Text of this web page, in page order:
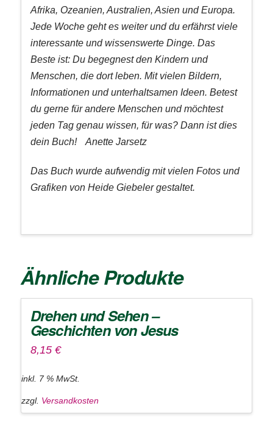
Afrika, Ozeanien, Australien, Asien und Europa.
Jede Woche geht es weiter und du erfährst viele
interessante und wissenswerte Dinge. Das
Beste ist: Du begegnest den Kin­dern und
Menschen, die dort leben. Mit vielen Bildern,
Informationen und unterhaltsamen Ideen. Betest
du gerne für andere Menschen und möchtest
jeden Tag genau wissen, für was? Dann ist dies
dein Buch! Anette Jarsetz
Das Buch wurde aufwendig mit vielen Fotos und
Grafiken von Heide Giebeler gestaltet.
Ähnliche Produkte
Drehen und Sehen –
Geschichten von Jesus
8,15 €
inkl. 7 % MwSt.
zzgl. Versandkosten